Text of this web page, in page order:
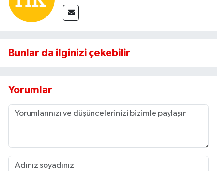
Bunlar da ilginizi çekebilir
Yorumlar